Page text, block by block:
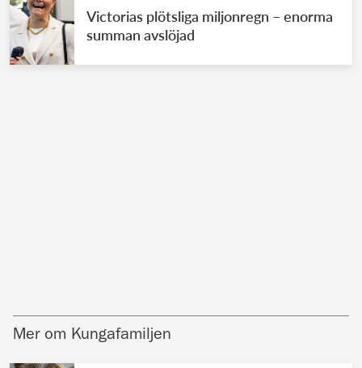
Victorias plötsliga miljonregn – enorma
summan avslöjad
Mer om Kungafamiljen